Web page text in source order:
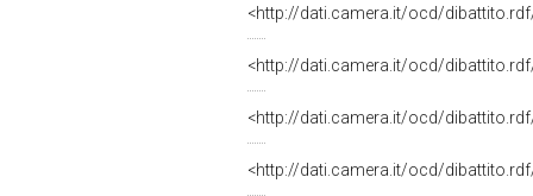
<http://dati.camera.it/ocd/
<http://dati.camera.it/ocd/
<http://dati.camera.it/ocd/
<http://dati.camera.it/ocd/